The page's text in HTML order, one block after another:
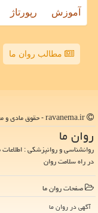
آموزش رپورتاژ
مطالب روان ما
روان ما
روانشناسی و روانپزشکی :
در راه سلامت روان
صفحات روان ما
آگهی در روان ما